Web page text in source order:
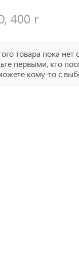
400 г
товара пока нет
первыми, кто
кому-то с